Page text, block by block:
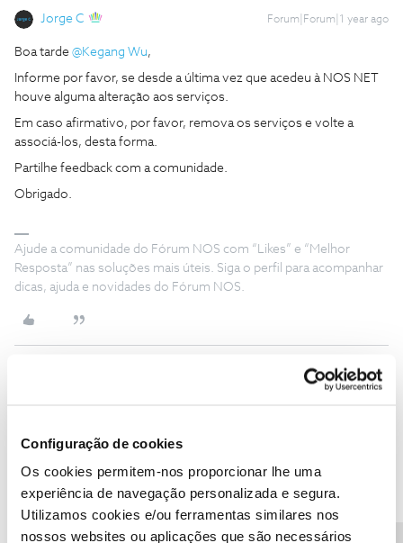
Configuração de cookies
Os cookies permitem-nos proporcionar lhe uma
experiência de navegação personalizada e segura.
Utilizamos cookies e/ou ferramentas similares nos
nossos websites ou aplicações que são necessários
Jorge C Forum|Forum|1 year ago
Boa tarde @Kegang Wu,
Informe por favor, se desde a última vez que acedeu à NOS NET
houve alguma alteração aos serviços.
Em caso afirmativo, por favor, remova os serviços e volte a
associá-los, desta forma.
Partilhe feedback com a comunidade.
Obrigado.
Ajude a comunidade do Fórum NOS com “Likes” e “Melhor
Resposta” nas soluções mais úteis. Siga o perfil para acompanhar
dicas, ajuda e novidades do Fórum NOS.
NET:
Diga-nos por favor, se conseguiu.